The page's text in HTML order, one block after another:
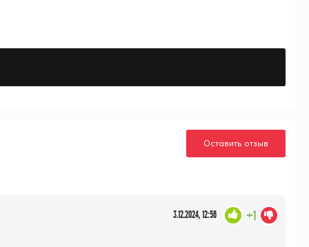
Оставить отзыв
3.12.2024, 12:56 +1